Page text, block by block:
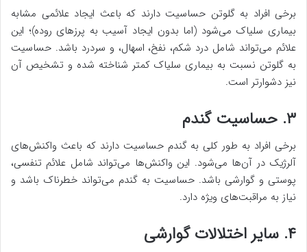
برخی افراد به گلوتن حساسیت دارند که باعث ایجاد علائمی مشابه
بیماری سلیاک می‌شود (اما بدون ایجاد آسیب به پرزهای روده)؛ این
علائم می‌تواند شامل درد شکم، نفخ، اسهال، و سردرد باشد. حساسیت
به گلوتن نسبت به بیماری سلیاک کمتر شناخته شده و تشخیص آن
نیز دشوارتر است.
۳. حساسیت گندم
برخی افراد به طور کلی به گندم حساسیت دارند که باعث واکنش‌های
آلرژیک در آن‌ها می‌شود. این واکنش‌ها می‌تواند شامل علائم تنفسی،
پوستی و گوارشی باشد. حساسیت به گندم می‌تواند خطرناک باشد و
نیاز به مراقبت‌های ویژه دارد.
۴. سایر اختلالات گوارشی